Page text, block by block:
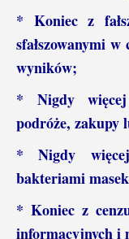
* Koniec z
sfałszowanymi
wyników;
* Nigdy więcej
podróże, zakupy
* Nigdy
bakteriami
* Koniec z
informacyjnych i